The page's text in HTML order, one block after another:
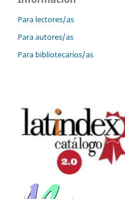
Para lectores/as
Para autores/as
Para bibliotecarios/as